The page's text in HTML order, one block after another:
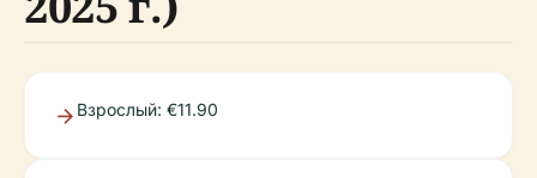
Взрослый: €11.90